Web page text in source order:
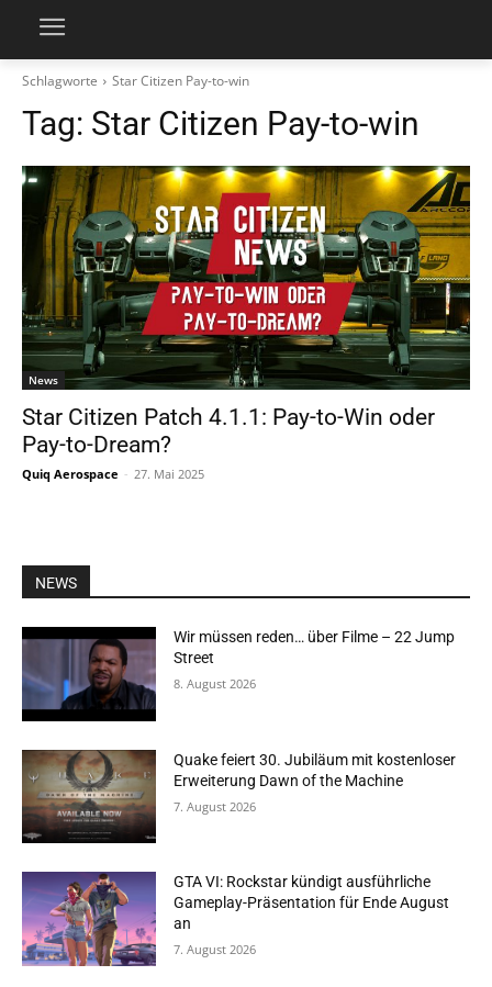
Schlagworte Star Citizen Pay-to-win
Tag: Star Citizen Pay-to-win
News
Star Citizen Patch 4.1.1: Pay-to-Win oder
Pay-to-Dream?
Quiq Aerospace - 27. Mai 2025
NEWS
Wir müssen reden… über Filme – 22 Jump
Street
8. August 2026
Quake feiert 30. Jubiläum mit kostenloser
Erweiterung Dawn of the Machine
7. August 2026
GTA VI: Rockstar kündigt ausführliche
Gameplay-Präsentation für Ende August
an
7. August 2026